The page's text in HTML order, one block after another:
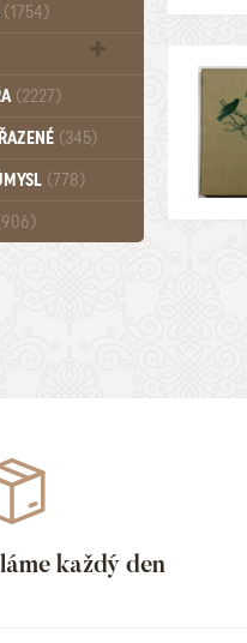
(1754)
(2227)
(345)
(778)
každý den